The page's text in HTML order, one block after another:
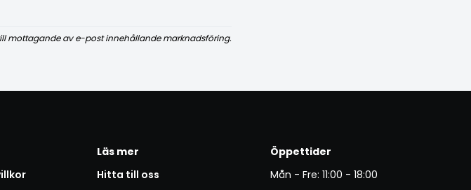
mottagande av e-post innehållande marknadsföring.
Läs mer
Hitta till oss
Öppettider
Mån - Fre: 11:00 - 18:00